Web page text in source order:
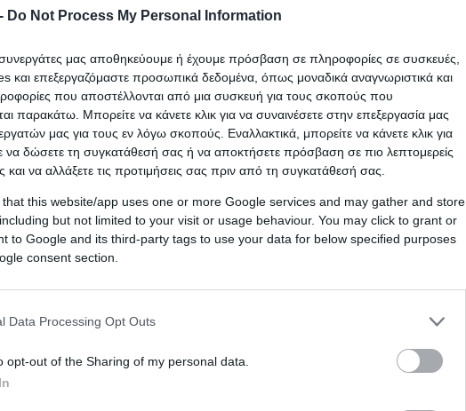
Do Not Process My Personal Information
συνεργάτες μας αποθηκεύουμε ή έχουμε πρόσβαση σε πληροφορίες σε συσκευές,
και επεξεργαζόμαστε προσωπικά δεδομένα, όπως μοναδικά αναγνωριστικά και
που αποστέλλονται από μια συσκευή για τους σκοπούς που
παρακάτω. Μπορείτε να κάνετε κλικ για να συναινέσετε στην επεξεργασία μας
μας για τους εν λόγω σκοπούς. Εναλλακτικά, μπορείτε να κάνετε κλικ για
να δώσετε τη συγκατάθεσή σας ή να αποκτήσετε πρόσβαση σε πιο λεπτομερείς
και να αλλάξετε τις προτιμήσεις σας πριν από τη συγκατάθεσή σας.
that this website/app uses one or more Google services and may gather and store
but not limited to your visit or usage behaviour. You may click to grant or
to Google and its third-party tags to use your data for below specified purposes
consent section.
Data Processing Opt Outs
opt-out of the Sharing of my personal data.